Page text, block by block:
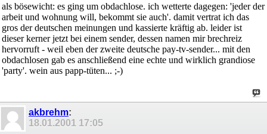
als bösewicht: es ging um obdachlose. ich wetterte dagegen: 'jeder der
arbeit und wohnung will, bekommt sie auch'. damit vertrat ich das
gros der deutschen meinungen und kassierte kräftig ab. leider ist
dieser kerner jetzt bei einem sender, dessen namen mir brechreiz
hervorruft - weil eben der zweite deutsche pay-tv-sender... mit den
obdachlosen gab es anschließend eine echte und wirklich grandiose
'party'. wein aus papp-tüten... ;-)
akbrehm:
18.01.2001 17:05